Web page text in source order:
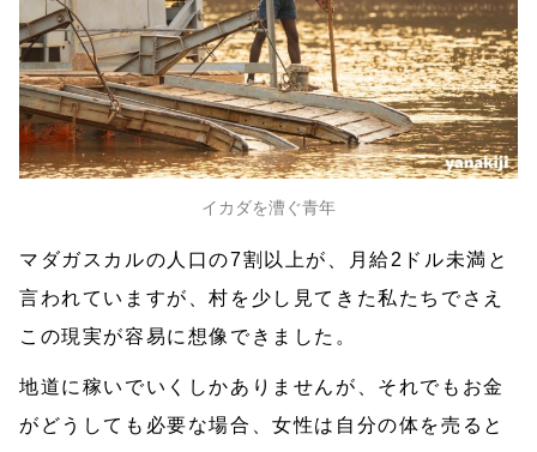
イカダを漕ぐ青年
マダガスカルの人口の7割以上が、月給2ドル未満と
言われていますが、村を少し見てきた私たちでさえ
この現実が容易に想像できました。
地道に稼いでいくしかありませんが、それでもお金
がどうしても必要な場合、女性は自分の体を売ると